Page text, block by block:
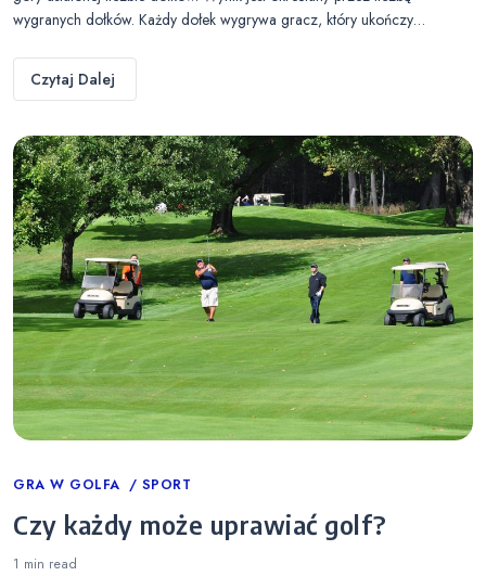
wygranych dołków. Każdy dołek wygrywa gracz, który ukończy…
Czytaj Dalej
Categories
GRA W GOLFA SPORT
Czy każdy może uprawiać golf?
1 min read